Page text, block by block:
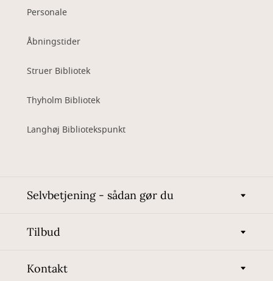
Personale
Åbningstider
Struer Bibliotek
Thyholm Bibliotek
Langhøj Bibliotekspunkt
Selvbetjening - sådan gør du
Tilbud
Kontakt